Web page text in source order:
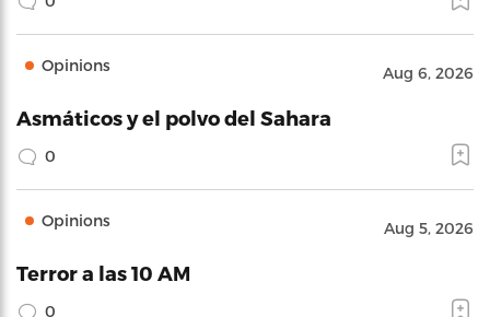
Opinions Aug 6, 2026
Asmáticos y el polvo del Sahara
0
Opinions Aug 5, 2026
Terror a las 10 AM
0